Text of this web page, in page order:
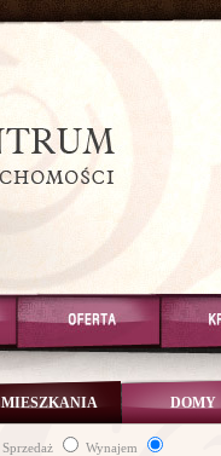
Sprzedaż Wynajem
MIESZKANIA DOMY